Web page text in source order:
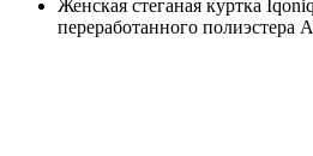
Женская стеганая куртка
переработанного полиэстера